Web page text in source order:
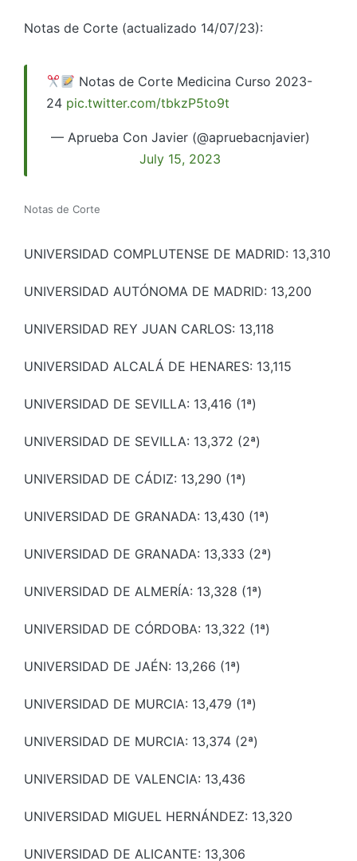
Notas de Corte (actualizado 14/07/23):
Notas de Corte Medicina Curso 2023-
24 pic.twitter.com/tbkzP5to9t
— Aprueba Con Javier (@apruebacnjavier)
July 15, 2023
Notas de Corte
UNIVERSIDAD COMPLUTENSE DE MADRID: 13,310
UNIVERSIDAD AUTÓNOMA DE MADRID: 13,200
UNIVERSIDAD REY JUAN CARLOS: 13,118
UNIVERSIDAD ALCALÁ DE HENARES: 13,115
UNIVERSIDAD DE SEVILLA: 13,416 (1ª)
UNIVERSIDAD DE SEVILLA: 13,372 (2ª)
UNIVERSIDAD DE CÁDIZ: 13,290 (1ª)
UNIVERSIDAD DE GRANADA: 13,430 (1ª)
UNIVERSIDAD DE GRANADA: 13,333 (2ª)
UNIVERSIDAD DE ALMERÍA: 13,328 (1ª)
UNIVERSIDAD DE CÓRDOBA: 13,322 (1ª)
UNIVERSIDAD DE JAÉN: 13,266 (1ª)
UNIVERSIDAD DE MURCIA: 13,479 (1ª)
UNIVERSIDAD DE MURCIA: 13,374 (2ª)
UNIVERSIDAD DE VALENCIA: 13,436
UNIVERSIDAD MIGUEL HERNÁNDEZ: 13,320
UNIVERSIDAD DE ALICANTE: 13,306